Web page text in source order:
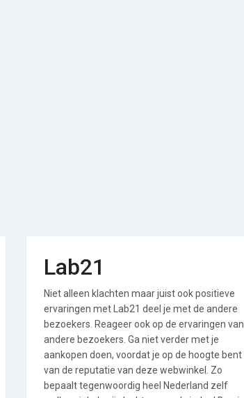
Lab21
Niet alleen klachten maar juist ook positieve
ervaringen met Lab21 deel je met de andere
bezoekers. Reageer ook op de ervaringen van
andere bezoekers. Ga niet verder met je
aankopen doen, voordat je op de hoogte bent
van de reputatie van deze webwinkel. Zo
bepaalt tegenwoordig heel Nederland zelf